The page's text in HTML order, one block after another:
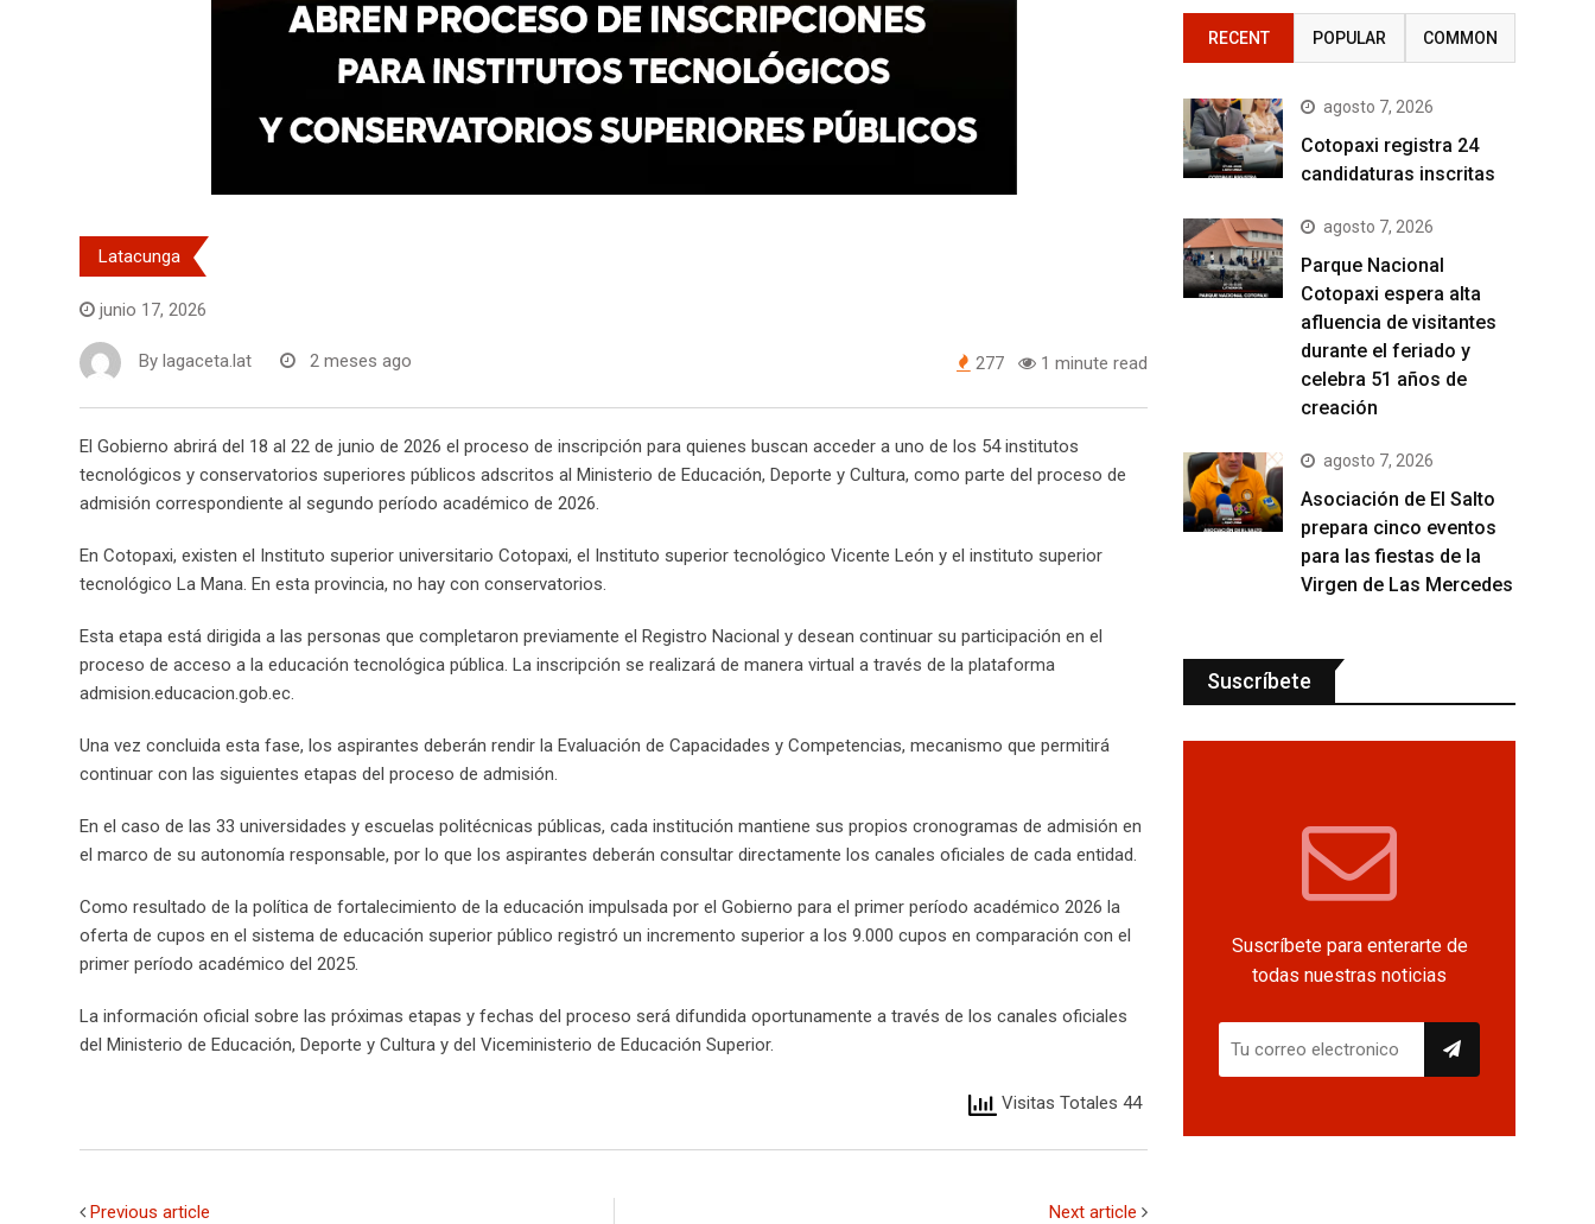
Latacunga
junio 17, 2026
By lagaceta.lat 2 meses ago 277 1 minute read
El Gobierno abrirá del 18 al 22 de junio de 2026 el proceso de inscripción para quienes buscan acceder a uno de los 54 institutos
tecnológicos y conservatorios superiores públicos adscritos al Ministerio de Educación, Deporte y Cultura, como parte del proceso de
admisión correspondiente al segundo período académico de 2026.
En Cotopaxi, existen el Instituto superior universitario Cotopaxi, el Instituto superior tecnológico Vicente León y el instituto superior
tecnológico La Mana. En esta provincia, no hay con conservatorios.
Esta etapa está dirigida a las personas que completaron previamente el Registro Nacional y desean continuar su participación en el
proceso de acceso a la educación tecnológica pública. La inscripción se realizará de manera virtual a través de la plataforma
admision.educacion.gob.ec.
Una vez concluida esta fase, los aspirantes deberán rendir la Evaluación de Capacidades y Competencias, mecanismo que permitirá
continuar con las siguientes etapas del proceso de admisión.
En el caso de las 33 universidades y escuelas politécnicas públicas, cada institución mantiene sus propios cronogramas de admisión en
el marco de su autonomía responsable, por lo que los aspirantes deberán consultar directamente los canales oficiales de cada entidad.
Como resultado de la política de fortalecimiento de la educación impulsada por el Gobierno para el primer período académico 2026 la
oferta de cupos en el sistema de educación superior público registró un incremento superior a los 9.000 cupos en comparación con el
primer período académico del 2025.
La información oficial sobre las próximas etapas y fechas del proceso será difundida oportunamente a través de los canales oficiales
del Ministerio de Educación, Deporte y Cultura y del Viceministerio de Educación Superior.
Visitas Totales 44
Previous article Next article
RECENT POPULAR COMMON
agosto 7, 2026
Cotopaxi registra 24
candidaturas inscritas
agosto 7, 2026
Parque Nacional
Cotopaxi espera alta
afluencia de visitantes
durante el feriado y
celebra 51 años de
creación
agosto 7, 2026
Asociación de El Salto
prepara cinco eventos
para las fiestas de la
Virgen de Las Mercedes
Suscríbete
Suscríbete para enterarte de
todas nuestras noticias